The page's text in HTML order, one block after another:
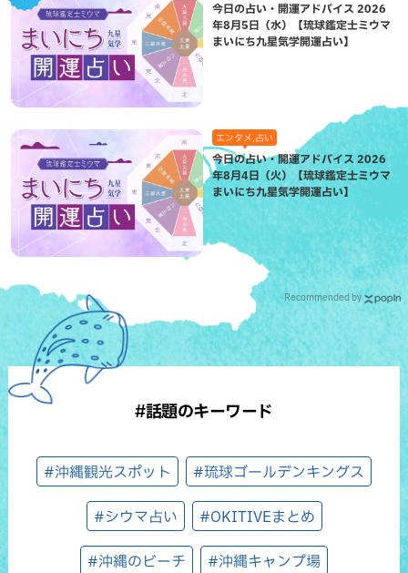
今日の占い・開運アドバイス 2026
年8月5日（水）【琉球鑑定士ミウマ
まいにち九星気学開運占い】
エンタメ,占い
今日の占い・開運アドバイス 2026
年8月4日（火）【琉球鑑定士ミウマ
まいにち九星気学開運占い】
Recommended by
#話題のキーワード
#沖縄観光スポット #琉球ゴールデンキングス
#シウマ占い #OKITIVEまとめ
#沖縄のビーチ #沖縄キャンプ場